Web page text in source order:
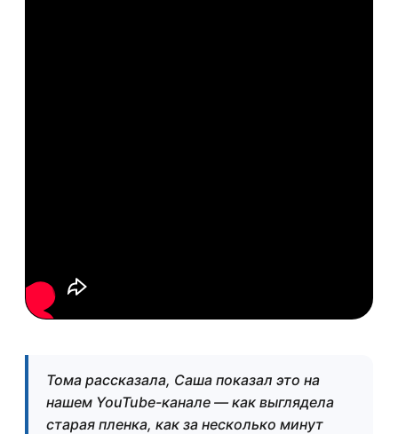
Тома рассказала, Саша показал это на
нашем YouTube-канале — как выглядела
старая пленка, как за несколько минут